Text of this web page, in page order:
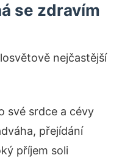
se zdravím
nejčastější
své srdce a cévy
přejídání
příjem soli